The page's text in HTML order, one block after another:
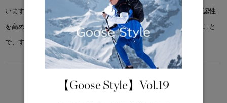
います。通気性を高めるために前後にベンチレーションを設け、視認性
を高めるためにリフレクターを使用。ポケットをあえて少なくすること
で、すっきりとしたデザインに仕上げています。
LIGHTWEIGHT
5°C / -5°C
【Goose Style】Vol.19